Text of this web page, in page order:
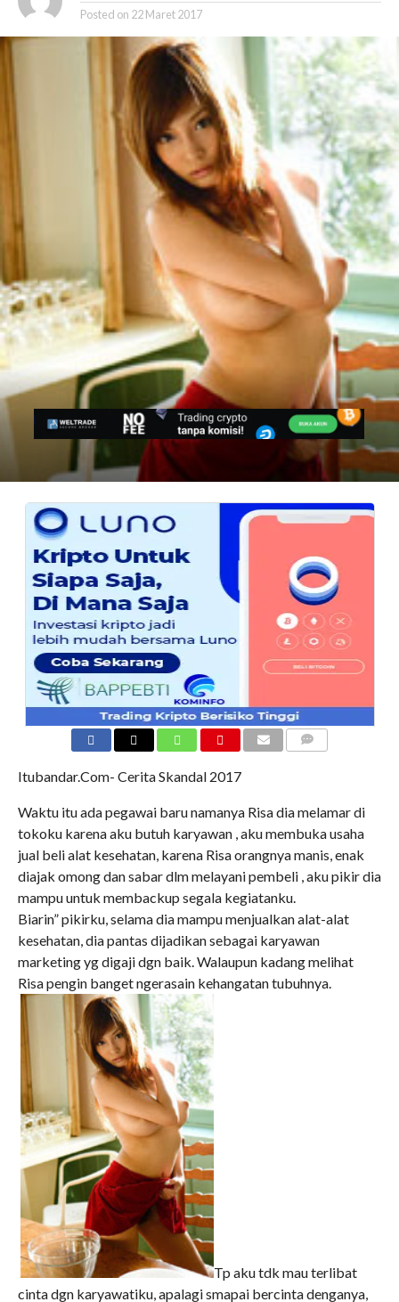
Posted on 22 Maret 2017
Itubandar.Com- Cerita Skandal 2017
Waktu itu ada pegawai baru namanya Risa dia melamar di
tokoku karena aku butuh karyawan , aku membuka usaha
jual beli alat kesehatan, karena Risa orangnya manis, enak
diajak omong dan sabar dlm melayani pembeli , aku pikir dia
mampu untuk membackup segala kegiatanku.
Biarin” pikirku, selama dia mampu menjualkan alat-alat
kesehatan, dia pantas dijadikan sebagai karyawan
marketing yg digaji dgn baik. Walaupun kadang melihat
Risa pengin banget ngerasain kehangatan tubuhnya.
Tp aku tdk mau terlibat
cinta dgn karyawatiku, apalagi smapai bercinta denganya,